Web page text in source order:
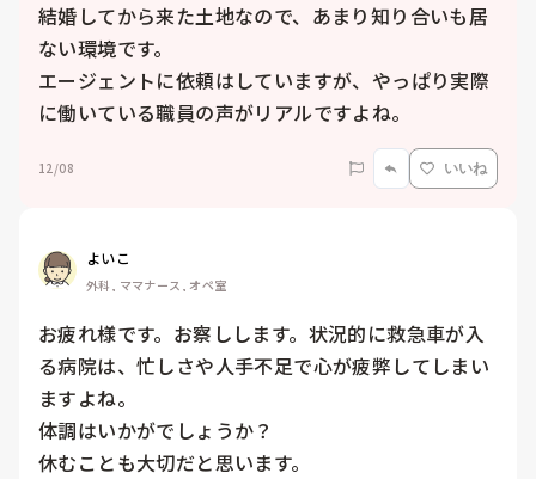
結婚してから来た土地なので、あまり知り合いも居
ない環境です。
エージェントに依頼はしていますが、やっぱり実際
に働いている職員の声がリアルですよね。
12/08 いいね
よいこ
外科, ママナース, オペ室
お疲れ様です。お察しします。状況的に救急車が入
る病院は、忙しさや人手不足で心が疲弊してしまい
ますよね。
体調はいかがでしょうか？
休むことも大切だと思います。